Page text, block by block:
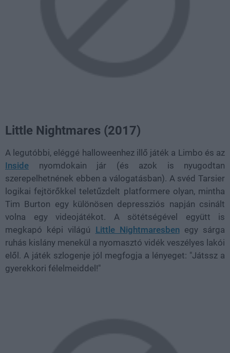
Little Nightmares (2017)
A legutóbbi, eléggé halloweenhez illő játék a Limbo és az
Inside nyomdokain jár (és azok is nyugodtan
szerepelhetnének ebben a válogatásban). A svéd Tarsier
logikai fejtörőkkel teletűzdelt platformere olyan, mintha
Tim Burton egy különösen depressziós napján csinált
volna egy videojátékot. A sötétségével együtt is
megkapó képi világú Little Nightmaresbenegy sárga
ruhás kislány menekül a nyomasztó vidék veszélyes lakói
elől. A játék szlogenje jól megfogja a lényeget: "Játssz a
gyerekkori félelmeiddel!"